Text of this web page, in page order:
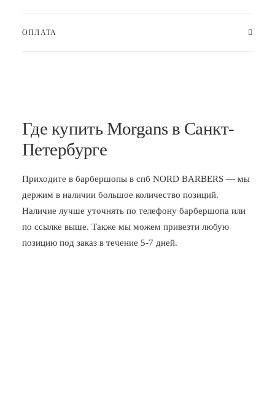
ОПЛАТА
Где купить Morgans в Санкт-
Петербурге
Приходите в барбершопы в спб NORD BARBERS — мы
держим в наличии большое количество позиций.
Наличие лучше уточнять по телефону барбершопа или
по ссылке выше. Также мы можем привезти любую
позицию под заказ в течение 5-7 дней.